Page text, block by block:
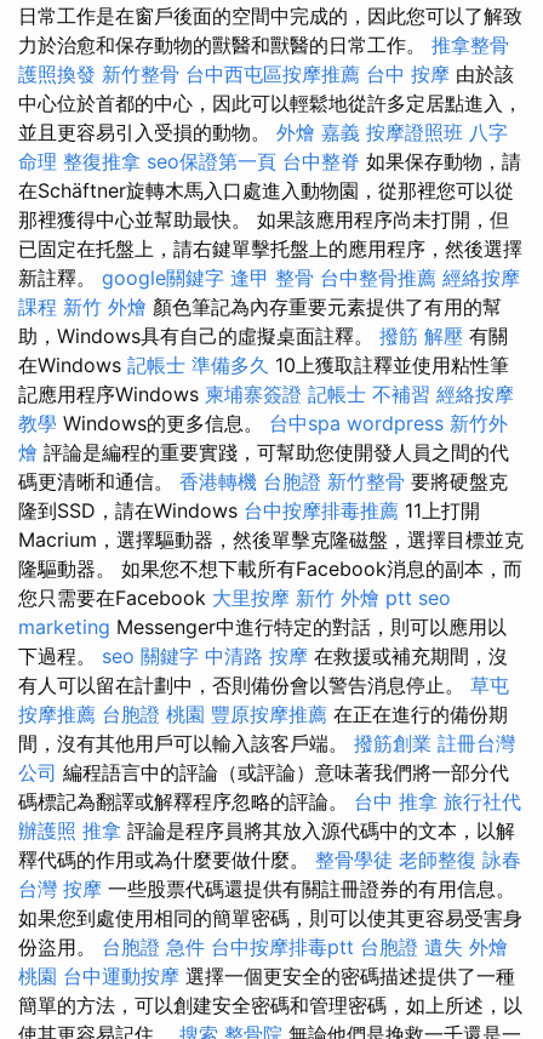
日常工作是在窗戶後面的空間中完成的，因此您可以了解致
力於治愈和保存動物的獸醫和獸醫的日常工作。 推拿整骨
護照換發 新竹整骨 台中西屯區按摩推薦 台中 按摩 由於該
中心位於首都的中心，因此可以輕鬆地從許多定居點進入，
並且更容易引入受損的動物。 外燴 嘉義 按摩證照班 八字
命理 整復推拿 seo保證第一頁 台中整脊 如果保存動物，請
在Schäftner旋轉木馬入口處進入動物園，從那裡您可以從
那裡獲得中心並幫助最快。 如果該應用程序尚未打開，但
已固定在托盤上，請右鍵單擊托盤上的應用程序，然後選擇
新註釋。 google關鍵字 逢甲 整骨 台中整骨推薦 經絡按摩
課程 新竹 外燴 顏色筆記為內存重要元素提供了有用的幫
助，Windows具有自己的虛擬桌面註釋。 撥筋 解壓 有關
在Windows 記帳士 準備多久 10上獲取註釋並使用粘性筆
記應用程序Windows 柬埔寨簽證 記帳士 不補習 經絡按摩
教學 Windows的更多信息。 台中spa wordpress 新竹外
燴 評論是編程的重要實踐，可幫助您使開發人員之間的代
碼更清晰和通信。 香港轉機 台胞證 新竹整骨 要將硬盤克
隆到SSD，請在Windows 台中按摩排毒推薦 11上打開
Macrium，選擇驅動器，然後單擊克隆磁盤，選擇目標並克
隆驅動器。 如果您不想下載所有Facebook消息的副本，而
您只需要在Facebook 大里按摩 新竹 外燴 ptt seo
marketing Messenger中進行特定的對話，則可以應用以
下過程。 seo 關鍵字 中清路 按摩 在救援或補充期間，沒
有人可以留在計劃中，否則備份會以警告消息停止。 草屯
按摩推薦 台胞證 桃園 豐原按摩推薦 在正在進行的備份期
間，沒有其他用戶可以輸入該客戶端。 撥筋創業 註冊台灣
公司 編程語言中的評論（或評論）意味著我們將一部分代
碼標記為翻譯或解釋程序忽略的評論。 台中 推拿 旅行社代
辦護照 推拿 評論是程序員將其放入源代碼中的文本，以解
釋代碼的作用或為什麼要做什麼。 整骨學徒 老師整復 詠春
台灣 按摩 一些股票代碼還提供有關註冊證券的有用信息。
如果您到處使用相同的簡單密碼，則可以使其更容易受害身
份盜用。 台胞證 急件 台中按摩排毒ptt 台胞證 遺失 外燴
桃園 台中運動按摩 選擇一個更安全的密碼描述提供了一種
簡單的方法，可以創建安全密碼和管理密碼，如上所述，以
使其更容易記住。 搜索 整骨院 無論他們是挽救一千還是一